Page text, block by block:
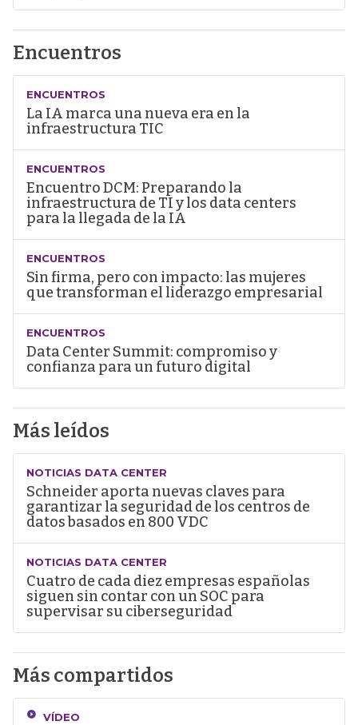
Encuentros
ENCUENTROS
La IA marca una nueva era en la
infraestructura TIC
ENCUENTROS
Encuentro DCM: Preparando la
infraestructura de TI y los data centers
para la llegada de la IA
ENCUENTROS
Sin firma, pero con impacto: las mujeres
que transforman el liderazgo empresarial
ENCUENTROS
Data Center Summit: compromiso y
confianza para un futuro digital
Más leídos
NOTICIAS DATA CENTER
Schneider aporta nuevas claves para
garantizar la seguridad de los centros de
datos basados en 800 VDC
NOTICIAS DATA CENTER
Cuatro de cada diez empresas españolas
siguen sin contar con un SOC para
supervisar su ciberseguridad
Más compartidos
VÍDEO